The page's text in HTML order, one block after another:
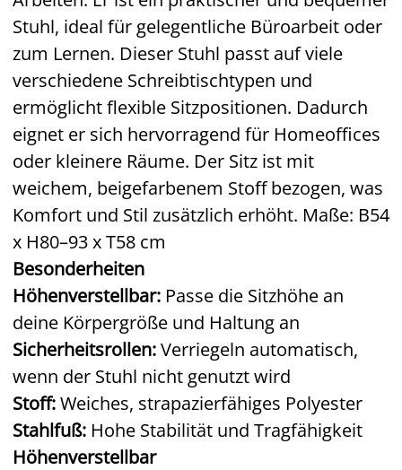
Stuhl, ideal für gelegentliche Büroarbeit oder
zum Lernen. Dieser Stuhl passt auf viele
verschiedene Schreibtischtypen und
ermöglicht flexible Sitzpositionen. Dadurch
eignet er sich hervorragend für Homeoffices
oder kleinere Räume. Der Sitz ist mit
weichem, beigefarbenem Stoff bezogen, was
Komfort und Stil zusätzlich erhöht. Maße: B54
x H80–93 x T58 cm
Besonderheiten
Höhenverstellbar: Passe die Sitzhöhe an
deine Körpergröße und Haltung an
Sicherheitsrollen:Verriegeln automatisch,
wenn der Stuhl nicht genutzt wird
Stoff:Weiches, strapazierfähiges Polyester
Stahlfuß: Hohe Stabilität und Tragfähigkeit
Höhenverstellbar